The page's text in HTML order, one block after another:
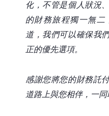
化，不管是個人狀況
的財務旅程獨一無二
道，我們可以確保我
正的優先選項。
感謝您將您的財務託
道路上與您相伴，一同